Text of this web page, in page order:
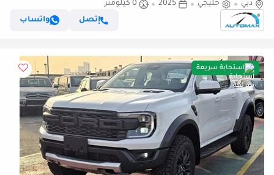
2025 Без пробега
دبي خليجي 2025
0 كيلومتر
إتصل
واتساب
استجابة سريعة